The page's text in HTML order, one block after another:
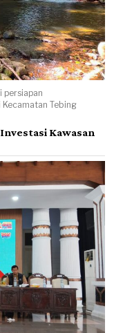
persiapan
Tebing
Kawasan